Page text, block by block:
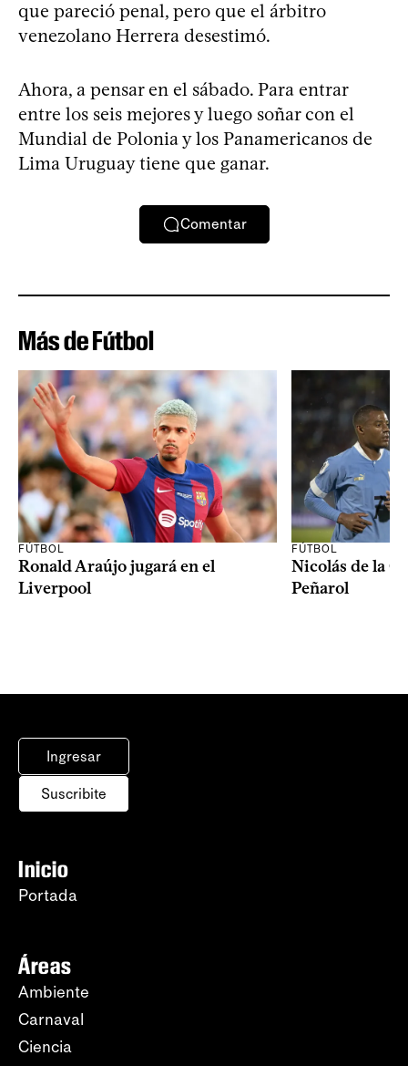
que pareció penal, pero que el árbitro
venezolano Herrera desestimó.
Ahora, a pensar en el sábado. Para entrar
entre los seis mejores y luego soñar con el
Mundial de Polonia y los Panamericanos de
Lima Uruguay tiene que ganar.
Comentar
Más de Fútbol
FÚTBOL
Ronald Araújo jugará en el
Liverpool
FÚTBOL
Nicolás de la
Peñarol
Ingresar
Suscribite
Inicio
Portada
Áreas
Ambiente
Carnaval
Ciencia